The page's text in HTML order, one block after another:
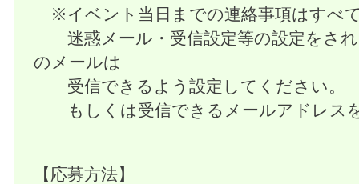
※イベント当日までの連絡事項はすべ
迷惑メール・受信設定等の設定をされ
のメールは
受信できるよう設定してください。
もしくは受信できるメールアドレス
【応募方法】